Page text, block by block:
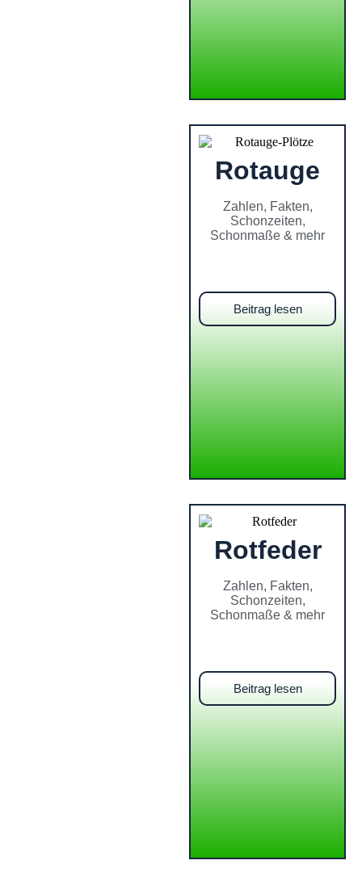
Rotauge
Zahlen, Fakten,
Schonzeiten,
Schonmaße & mehr
Beitrag lesen
Rotfeder
Zahlen, Fakten,
Schonzeiten,
Schonmaße & mehr
Beitrag lesen